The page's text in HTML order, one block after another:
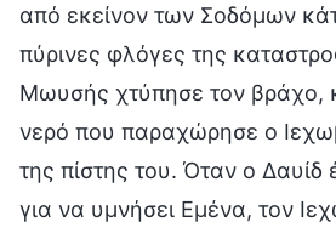
από εκείνον των Σοδόμων
πύρινες φλόγες της
Μωυσής χτύπησε τον βράχο,
νερό που παραχώρησε ο
της πίστης του. Όταν ο Δαυίδ
για να υμνήσει Εμένα, τον